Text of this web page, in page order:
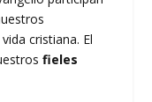
cristiana. El
fieles